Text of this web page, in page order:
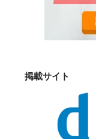
掲載サイト